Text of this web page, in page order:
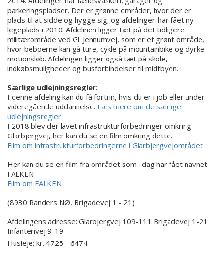
parkeringspladser. Der er grønne områder, hvor der er
plads til at sidde og hygge sig, og afdelingen har fået ny
legeplads i 2010. Afdelinen ligger tæt på det tidligere
militærområde ved Gl. Jennumvej, som er et grønt område,
hvor beboerne kan gå ture, cykle på mountainbike og dyrke
motionsløb. Afdelingen ligger også tæt på skole,
indkøbsmuligheder og busforbindelser til midtbyen.
Særlige udlejningsregler:
I denne afdeling kan du få fortrin, hvis du er i job eller under
videregående uddannelse. Læs mere om de særlige
udlejningsregler.
I 2018 blev der lavet infrastrukturforbedringer omkring
Glarbjergvej, her kan du se en film omkring dette.
Film om infrastrukturforbedringerne i Glarbjergvejområdet
Her kan du se en film fra området som i dag har fået navnet
FALKEN
Film om FALKEN
(8930 Randers NØ, Brigadevej 1 - 21)
Afdelingens adresse: Glarbjergvej 109-111 Brigadevej 1-21
Infanterivej 9-19
Husleje: kr. 4725 - 6474